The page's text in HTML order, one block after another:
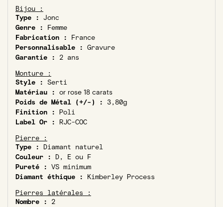
Bijou :
Type : Jonc
Genre :
Femme
Fabrication :
France
Personnalisable : Gravure
Garantie :
2 ans
Monture :
Style : Serti
Matériau : or rose 18 carats
Poids de Métal (+/-) :
3,80g
Finition : Poli
Label Or :
RJC-COC
Pierre :
Type :
Diamant naturel
Couleur :
D, E ou F
Pureté : VS minimum
Diamant éthique :
Kimberley Process
Pierres latérales :
Nombre :
2